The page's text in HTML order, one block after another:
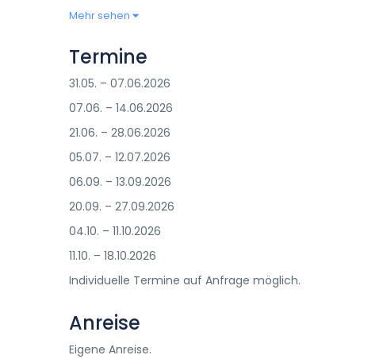
Mehr sehen
Termine
31.05. – 07.06.2026
07.06. – 14.06.2026
21.06. – 28.06.2026
05.07. – 12.07.2026
06.09. – 13.09.2026
20.09. – 27.09.2026
04.10. – 11.10.2026
11.10. – 18.10.2026
Individuelle Termine auf Anfrage möglich.
Anreise
Eigene Anreise.